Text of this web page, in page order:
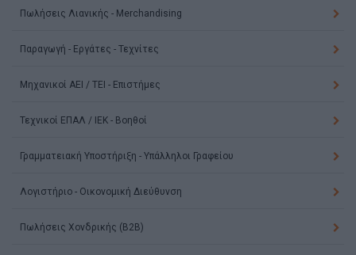
Πωλήσεις Λιανικής - Merchandising
Παραγωγή - Εργάτες - Τεχνίτες
Μηχανικοί ΑΕΙ / ΤΕΙ - Επιστήμες
Τεχνικοί ΕΠΑΛ / ΙΕΚ - Βοηθοί
Γραμματειακή Υποστήριξη - Υπάλληλοι Γραφείου
Λογιστήριο - Οικονομική Διεύθυνση
Πωλήσεις Χονδρικής (B2B)